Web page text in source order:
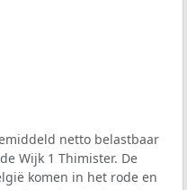
netto belastbaar
Wijk 1 Thimister. De
komen in het rode en